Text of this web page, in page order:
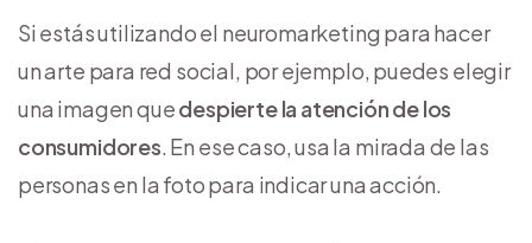
Si estás utilizando el neuromarketing para hacer
un arte para red social, por ejemplo, puedes elegir
una imagen quedespierte la atención de los
consumidores. En ese caso, usa la mirada de las
personas en la foto para indicar una acción.